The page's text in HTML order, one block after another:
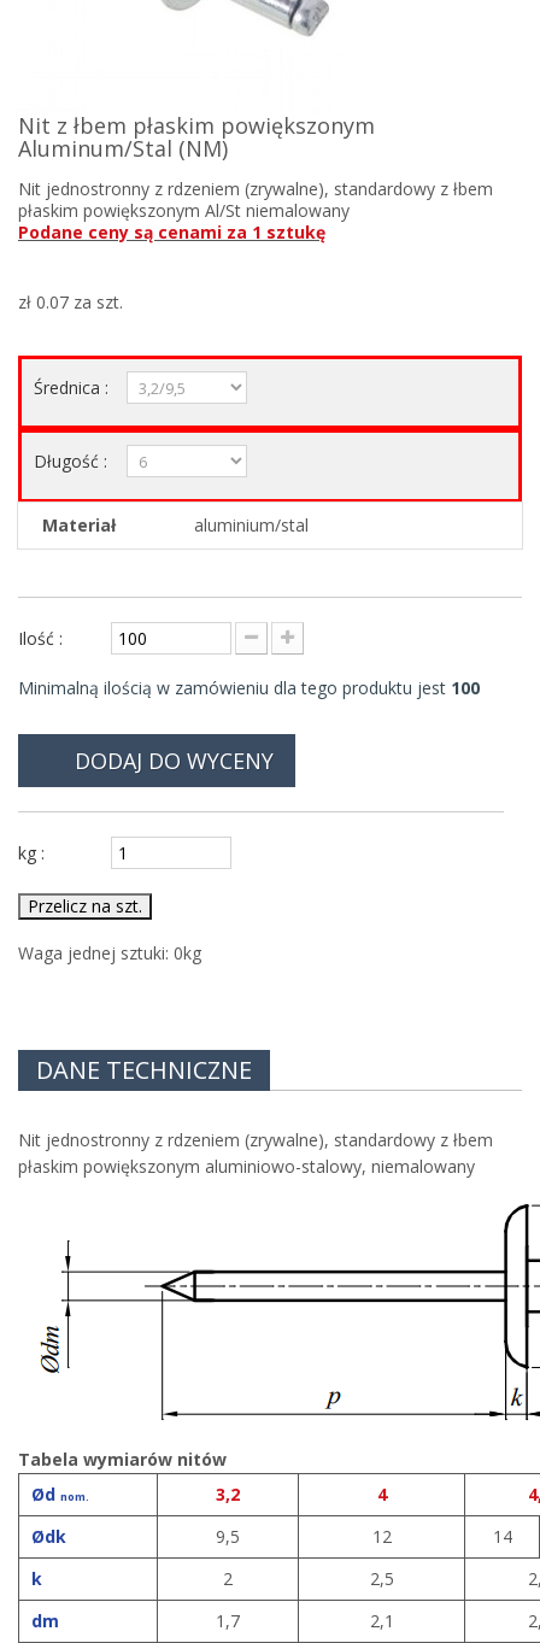
Nit z łbem płaskim powiększonym
Aluminum/Stal (NM)
Nit jednostronny z rdzeniem (zrywalne), standardowy z łbem
płaskim powiększonym Al/St niemalowany
Podane ceny są cenami za 1 sztukę
zł 0.07 za szt.
Średnica :
Długość :
Materiał aluminium/stal
Ilość :
Minimalną ilością w zamówieniu dla tego produktu jest 100
DODAJ DO WYCENY
kg :
Przelicz na szt.
Waga jednej sztuki: 0kg
DANE TECHNICZNE
Nit jednostronny z rdzeniem (zrywalne), standardowy z łbem
płaskim powiększonym aluminiowo-stalowy, niemalowany
Tabela wymiarów nitów
Ød nom. 3,2 4
Ødk 9,5 12
14
k
2 2,5
dm
1,7 2,1